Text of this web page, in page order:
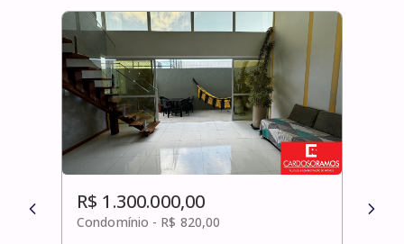
R$ 1.300.000,00
Condomínio - R$ 820,00
R$